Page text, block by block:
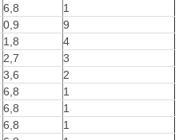
6,8
1
0,9
9
1,8
4
2,7
3
3,6
2
6,8
1
6,8
1
6,8
1